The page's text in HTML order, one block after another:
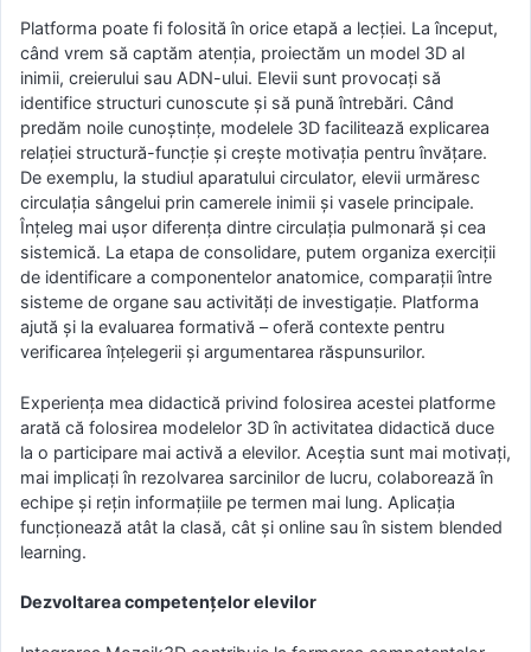
Platforma poate fi folosită în orice etapă a lecției. La început,
când vrem să captăm atenția, proiectăm un model 3D al
inimii, creierului sau ADN-ului. Elevii sunt provocați să
identifice structuri cunoscute și să pună întrebări. Când
predăm noile cunoștințe, modelele 3D facilitează explicarea
relației structură-funcție și crește motivația pentru învățare.
De exemplu, la studiul aparatului circulator, elevii urmăresc
circulația sângelui prin camerele inimii și vasele principale.
Înțeleg mai ușor diferența dintre circulația pulmonară și cea
sistemică. La etapa de consolidare, putem organiza exerciții
de identificare a componentelor anatomice, comparații între
sisteme de organe sau activități de investigație. Platforma
ajută și la evaluarea formativă – oferă contexte pentru
verificarea înțelegerii și argumentarea răspunsurilor.
Experiența mea didactică privind folosirea acestei platforme
arată că folosirea modelelor 3D în activitatea didactică duce
la o participare mai activă a elevilor. Aceștia sunt mai motivați,
mai implicați în rezolvarea sarcinilor de lucru, colaborează în
echipe și rețin informațiile pe termen mai lung. Aplicația
funcționează atât la clasă, cât și online sau în sistem blended
learning.
Dezvoltarea competențelor elevilor